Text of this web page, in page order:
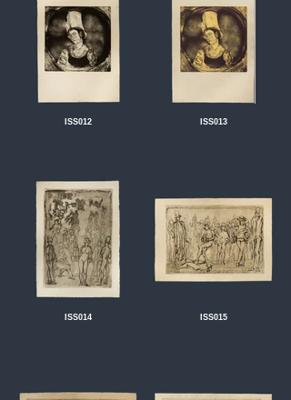
ISS012 ISS013
ISS014 ISS015